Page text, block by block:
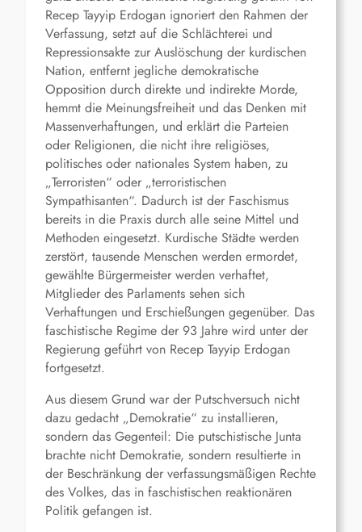
Recep Tayyip Erdogan ignoriert den Rahmen der
Verfassung, setzt auf die Schlächterei und
Repressionsakte zur Auslöschung der kurdischen
Nation, entfernt jegliche demokratische
Opposition durch direkte und indirekte Morde,
hemmt die Meinungsfreiheit und das Denken mit
Massenverhaftungen, und erklärt die Parteien
oder Religionen, die nicht ihre religiöses,
politisches oder nationales System haben, zu
„Terroristen“ oder „terroristischen
Sympathisanten“. Dadurch ist der Faschismus
bereits in die Praxis durch alle seine Mittel und
Methoden eingesetzt. Kurdische Städte werden
zerstört, tausende Menschen werden ermordet,
gewählte Bürgermeister werden verhaftet,
Mitglieder des Parlaments sehen sich
Verhaftungen und Erschießungen gegenüber. Das
faschistische Regime der 93 Jahre wird unter der
Regierung geführt von Recep Tayyip Erdogan
fortgesetzt.
Aus diesem Grund war der Putschversuch nicht
dazu gedacht „Demokratie“ zu installieren,
sondern das Gegenteil: Die putschistische Junta
brachte nicht Demokratie, sondern resultierte in
der Beschränkung der verfassungsmäßigen Rechte
des Volkes, das in faschistischen reaktionären
Politik gefangen ist.